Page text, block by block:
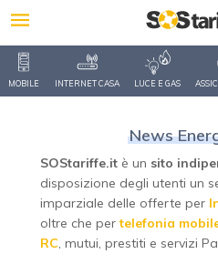
MOBILE INTERNET CASA LUCE E GAS
News
SOStariffe.it è un sito
disposizione degli utenti un
imparziale delle offerte per
oltre che pertelefonia
RC, mutui, prestiti e servizi